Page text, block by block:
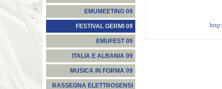
EMUMEETING 09
FESTIVAL GERMI 09
EMUFEST 09
ITALIA E ALBANIA 09
MUSICA IN FORMA 09
RASSEGNA ELETTROSENSI